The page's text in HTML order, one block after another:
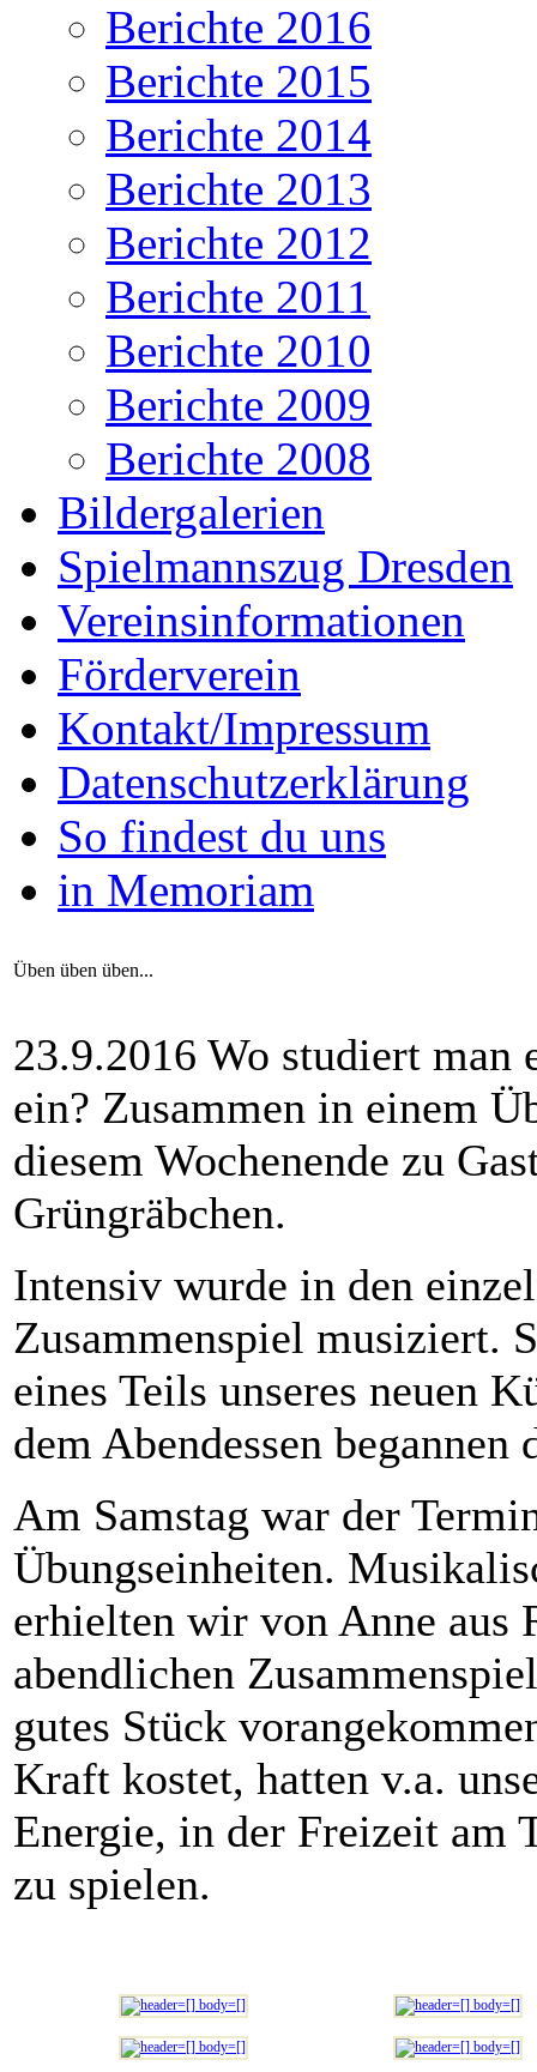
Berichte 2016
Berichte 2015
Berichte 2014
Berichte 2013
Berichte 2012
Berichte 2011
Berichte 2010
Berichte 2009
Berichte 2008
Bildergalerien
Spielmannszug Dresden
Vereinsinformationen
Förderverein
Kontakt/Impressum
Datenschutzerklärung
So findest du uns
in Memoriam
Üben üben üben...
23.9.2016 Wo studiert man
ein? Zusammen in einem
diesem Wochenende zu
Grüngräbchen.
Intensiv wurde in den
Zusammenspiel musiziert.
eines Teils unseres neuen
dem Abendessen begannen
Am Samstag war der
Übungseinheiten.
erhielten wir von Anne aus
abendlichen
gutes Stück
Kraft kostet, hatten v.a.
Energie, in der Freizeit am
zu spielen.